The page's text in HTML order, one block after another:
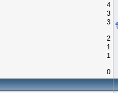
4
3
3
2
1
1
0